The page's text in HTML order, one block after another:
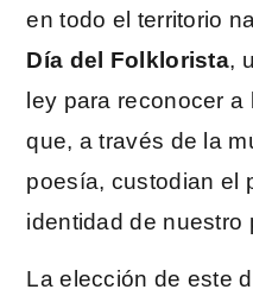
en todo el territorio
Día del Folklorista,
ley para reconocer
que, a través de la
poesía, custodian el
identidad de nuestro
La elección de este